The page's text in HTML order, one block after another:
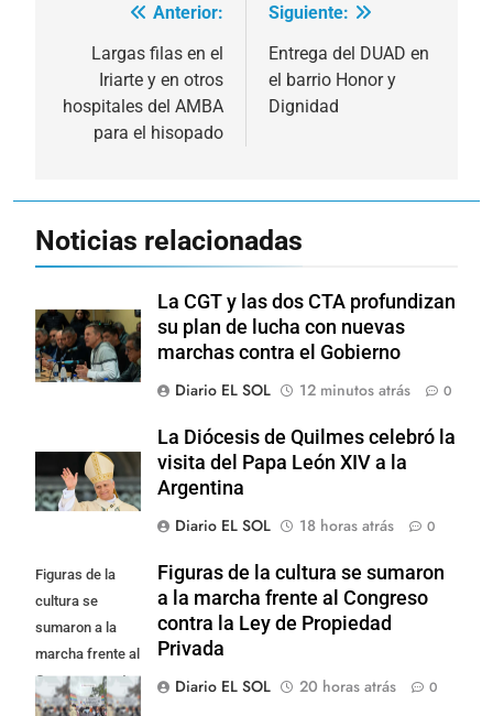
Navegación
entradas
Anterior:
Largas filas en el
Iriarte y en otros
hospitales del AMBA
para el hisopado
Siguiente:
Entrega del DUAD en
el barrio Honor y
Dignidad
Noticias relacionadas
La CGT y las dos CTA profundizan
su plan de lucha con nuevas
marchas contra el Gobierno
Diario EL SOL
12 minutos atrás 0
La Diócesis de Quilmes celebró la
visita del Papa León XIV a la
Argentina
Diario EL SOL
18 horas atrás 0
Figuras de la
cultura se
sumaron a la
marcha frente al
Congreso contra
la Ley de
Figuras de la cultura se sumaron
a la marcha frente al Congreso
contra la Ley de Propiedad
Privada
Diario EL SOL
20 horas atrás 0